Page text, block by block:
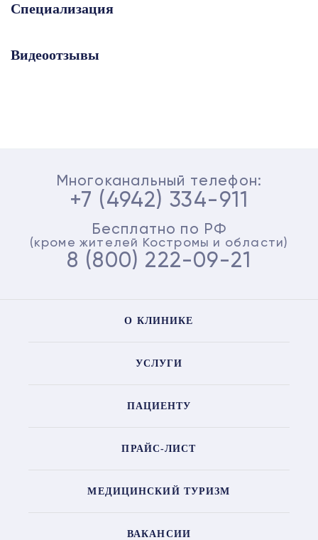
Специализация
Видеоотзывы
Многоканальный телефон:
+7 (4942) 334-911
Бесплатно по РФ
(кроме жителей Костромы и области)
8 (800) 222-09-21
О КЛИНИКЕ
УСЛУГИ
ПАЦИЕНТУ
ПРАЙС-ЛИСТ
МЕДИЦИНСКИЙ ТУРИЗМ
ВАКАНСИИ